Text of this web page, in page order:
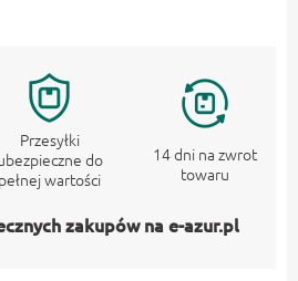
Przesyłki
do
pełnej wartości
14 dni na zwrot
towaru
zakupów na e-azur.pl